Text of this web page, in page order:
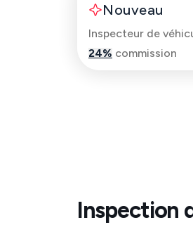
Nouveau
Inspecteur de
24% commission
Inspection